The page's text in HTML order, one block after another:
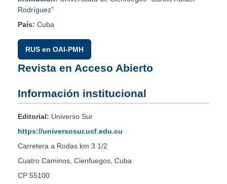
Rodríguez”
País: Cuba
RUS en OAI-PMH
Revista en Acceso Abierto
Información institucional
Editorial: Universo Sur
https://universosur.ucf.edu.cu
Carretera a Rodas km 3 1/2
Cuatro Caminos, Cienfuegos, Cuba
CP 55100